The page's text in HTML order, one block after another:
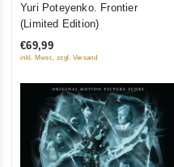
5
Yuri Poteyenko. Frontier
(Limited Edition)
€69,99
inkl. Mwst., zzgl. Versand